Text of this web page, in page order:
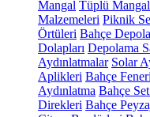
Mangal Tüplü Mangal
Malzemeleri Piknik
Örtüleri Bahçe
Dolapları Depolama
Aydınlatmalar Solar
Aplikleri Bahçe
Aydınlatma Bahçe
Direkleri Bahçe